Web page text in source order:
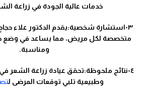
خدمات عالية الجودة في زراعة
٣-استشارة شخصية:يقدم الدكتور علاء
متخصصة لكل مريض، مما يساعد في وضع
ومناسبة.
٤-نتائج ملحوظة:تحقق عيادة زراعة الشعر
وطبيعية تلبي توقعات المرضى ل